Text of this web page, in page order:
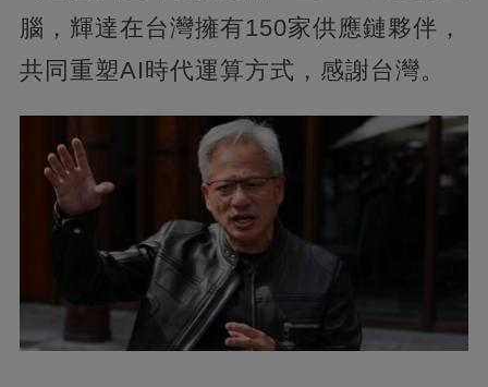
腦，輝達在台灣擁有150家供應鏈夥伴，
共同重塑AI時代運算方式，感謝台灣。